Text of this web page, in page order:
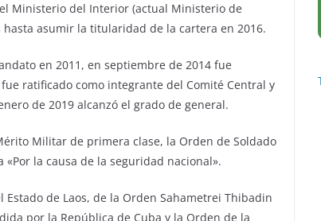
Ministerio del Interior (actual Ministerio de
asumir la titularidad de la cartera en 2016.
en 2011, en septiembre de 2014 fue
ratificado como integrante del Comité Central y
de 2019 alcanzó el grado de general.
Militar de primera clase, la Orden de Soldado
la causa de la seguridad nacional».
de Laos, de la Orden Sahametrei Thibadin
por la República de Cuba y la Orden de la